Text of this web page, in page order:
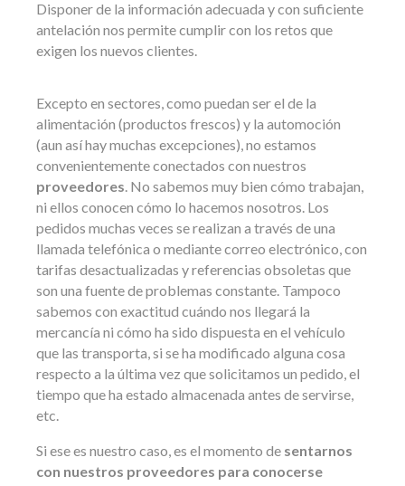
Disponer de la información adecuada y con suficiente
antelación nos permite cumplir con los retos que
exigen los nuevos clientes.
Excepto en sectores, como puedan ser el de la
alimentación (productos frescos) y la automoción
(aun así hay muchas excepciones), no estamos
convenientemente conectados con nuestros
proveedores . No sabemos muy bien cómo trabajan,
ni ellos conocen cómo lo hacemos nosotros. Los
pedidos muchas veces se realizan a través de una
llamada telefónica o mediante correo electrónico, con
tarifas desactualizadas y referencias obsoletas que
son una fuente de problemas constante. Tampoco
sabemos con exactitud cuándo nos llegará la
mercancía ni cómo ha sido dispuesta en el vehículo
que las transporta, si se ha modificado alguna cosa
respecto a la última vez que solicitamos un pedido, el
tiempo que ha estado almacenada antes de servirse,
etc.
Si ese es nuestro caso, es el momento de sentarnos
con nuestros proveedores para conocerse